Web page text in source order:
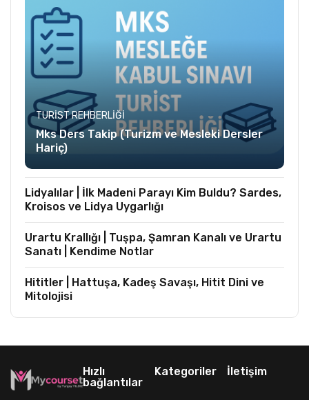
TURIST REHBERLIĞI
Mks Ders Takip (Turizm ve Mesleki Dersler
Hariç)
Lidyalılar | İlk Madeni Parayı Kim Buldu? Sardes,
Kroisos ve Lidya Uygarlığı
Urartu Krallığı | Tuşpa, Şamran Kanalı ve Urartu
Sanatı | Kendime Notlar
Hititler | Hattuşa, Kadeş Savaşı, Hitit Dini ve
Mitolojisi
Hızlı
bağlantılar
Kategoriler İletişim